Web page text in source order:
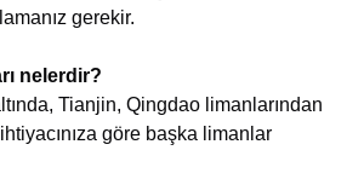
gerekir.
nelerdir?
Tianjin, Qingdao limanlarından
göre başka limanlar